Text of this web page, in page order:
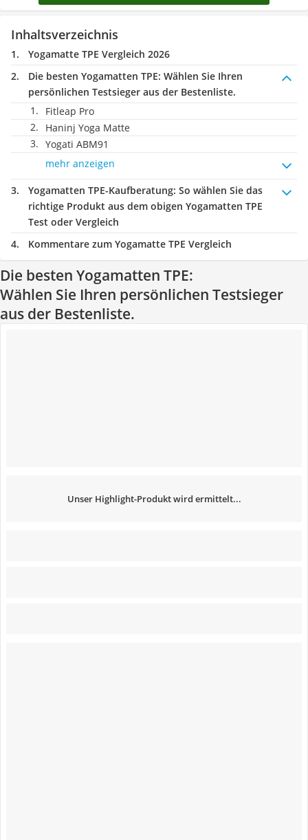
Inhaltsverzeichnis
Yogamatte TPE Vergleich 2026
Die besten Yogamatten TPE: Wählen Sie Ihren
persönlichen Testsieger aus der Bestenliste.
Fitleap Pro
Haninj Yoga Matte
Yogati ‎ABM91
mehr anzeigen
Yogamatten TPE-Kaufberatung: So wählen Sie das
richtige Produkt aus dem obigen Yogamatten TPE
Test oder Vergleich
Kommentare zum Yogamatte TPE Vergleich
Die besten Yogamatten TPE:
Wählen Sie Ihren persönlichen Testsieger
aus der Bestenliste.
Unser Highlight-Produkt wird ermittelt...